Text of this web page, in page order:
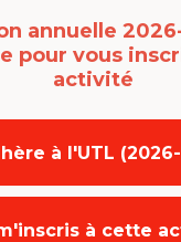
annuelle
pour vous
activité
à l'UTL
à cette